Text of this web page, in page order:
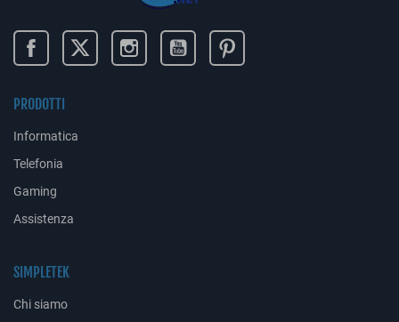
PRODOTTI
Informatica
Telefonia
Gaming
Assistenza
SIMPLETEK
Chi siamo